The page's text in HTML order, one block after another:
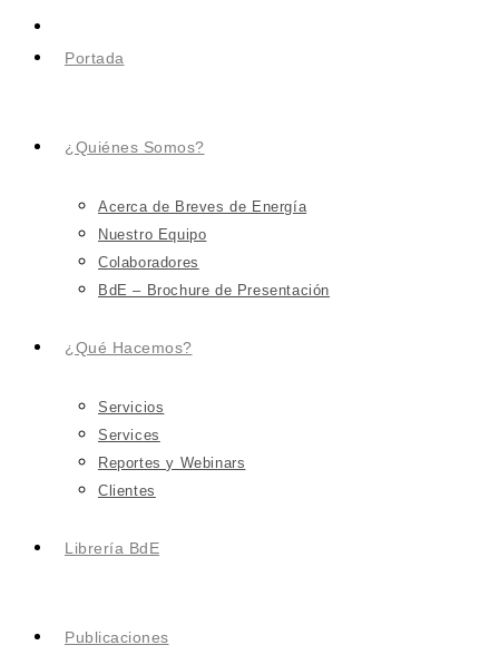
Portada
¿Quiénes Somos?
Acerca de Breves de Energía
Nuestro Equipo
Colaboradores
BdE – Brochure de Presentación
¿Qué Hacemos?
Servicios
Services
Reportes y Webinars
Clientes
Librería BdE
Publicaciones